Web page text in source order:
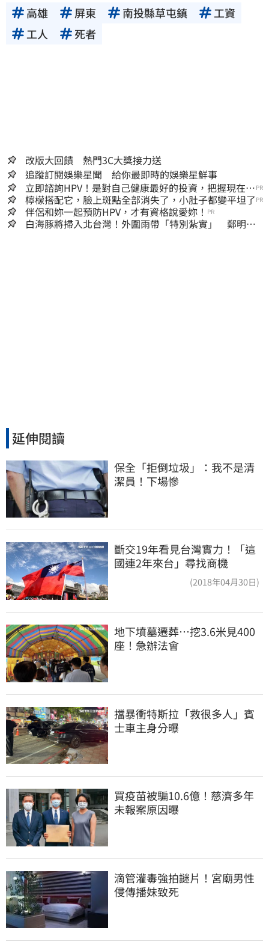
高雄 屏東 南投縣草屯鎮
工資
工人
死者
改版大回饋 熱門3C大獎接力送
追蹤訂閱娛樂星聞 給你最即時的娛樂星鮮事
立即諮詢HPV！是對自己健康最好的投資，把握現在不
嫌晚！
PR
檸檬搭配它，臉上斑點全部消失了，小肚子都變平坦了 PR
伴侶和妳一起預防HPV，才有資格說愛妳！ PR
白海豚將掃入北台灣！外圍雨帶「特別紮實」 鄭明典
延伸閱讀
保全「拒倒垃圾」：我不是清
潔員！下場慘
斷交19年看見台灣實力！「這
國連2年來台」尋找商機
(2018年04月30日)
地下墳墓遷葬…挖3.6米見400
座！急辦法會
擋暴衝特斯拉「救很多人」賓
士車主身分曝
買疫苗被騙10.6億！慈濟多年
未報案原因曝
滴管灌毒強拍謎片！宮廟男性
侵傳播妹致死